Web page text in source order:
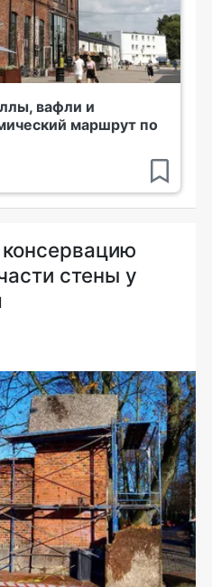
вафли и
маршрут по
стены у